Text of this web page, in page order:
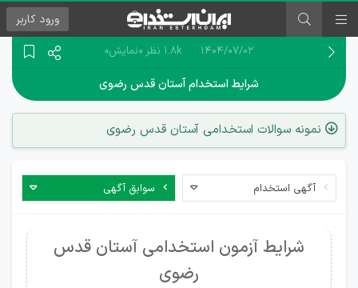
ورود کاربر
۱۴۰۴/۰۷/۰۲ 1.8k نظر «نمایش»
شرایط استخدام آستان قدس رضوی
نمونه سوالات استخدامی آستان قدس رضوی
آگهی استخدام سوابق آگهی
شرایط آزمون استخدامی آستان قدس
رضوی